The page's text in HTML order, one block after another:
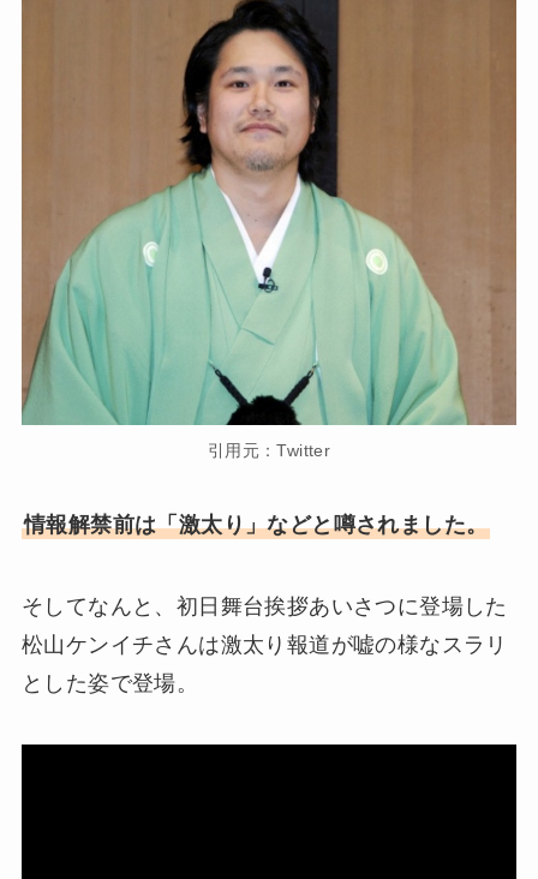
引用元：Twitter
情報解禁前は「激太り」などと噂されました。
そしてなんと、初日舞台挨拶あいさつに登場した
松山ケンイチさんは激太り報道が嘘の様なスラリ
とした姿で登場。